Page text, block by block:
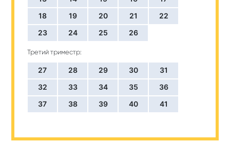
18
19 20 21
22
23
24 25 26
Третий триместр:
27 28 29 30
31
32
33 34 35
36
37
38 39 40 41